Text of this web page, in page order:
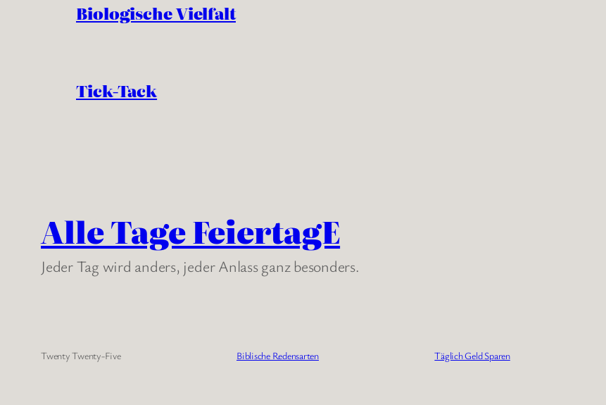
Biologische Vielfalt
Tick-Tack
Alle Tage FeiertagE
Jeder Tag wird anders, jeder Anlass ganz besonders.
Twenty Twenty-Five Biblische Redensarten Täglich Geld Sparen